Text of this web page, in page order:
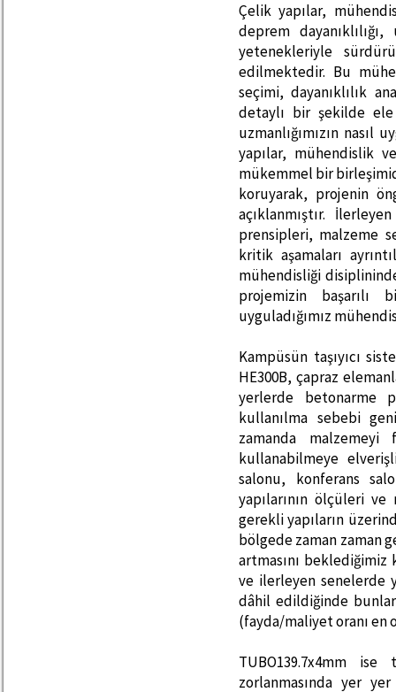
Çelik yapılar,
deprem
yetenekleriyle
edilmektedir. Bu
seçimi, dayanıklılık
detaylı bir şekilde ele
uzmanlığımızın nasıl
yapılar, mühendislik
mükemmel bir
koruyarak, projenin
açıklanmıştır.
prensipleri, malzeme
kritik aşamaları
mühendisliği
projemizin başarılı
uyguladığımız
Kampüsün taşıyıcı
HE300B, çapraz
yerlerde betonarme
kullanılma sebebi
zamanda
kullanabilmeye
salonu, konferans
yapılarının ölçüleri
gerekli yapıların
bölgede zaman zaman
artmasını beklediğimiz
ve ilerleyen senelerde
dâhil edildiğinde
(fayda/maliyet oranı en
TUBO139.7x4mm
zorlanmasında yer